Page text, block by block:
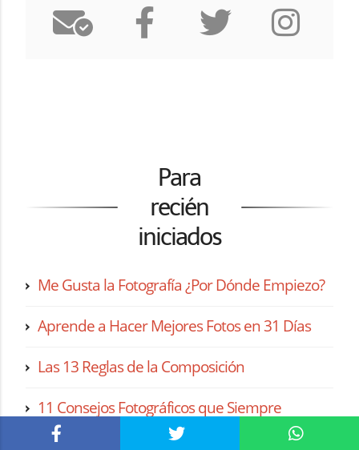
Para
recién
iniciados
Me Gusta la Fotografía ¿Por Dónde Empiezo?
Aprende a Hacer Mejores Fotos en 31 Días
Las 13 Reglas de la Composición
11 Consejos Fotográficos que Siempre
Funcionan